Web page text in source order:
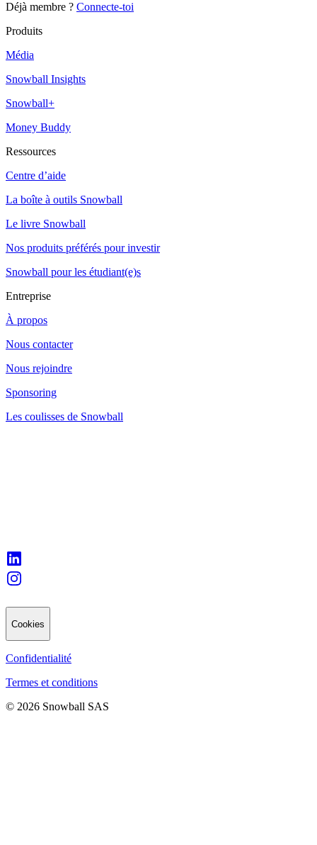
Déjà membre ? Connecte-toi
Produits
Média
Snowball Insights
Snowball+
Money Buddy
Ressources
Centre d’aide
La boîte à outils Snowball
Le livre Snowball
Nos produits préférés pour investir
Snowball pour les étudiant(e)s
Entreprise
À propos
Nous contacter
Nous rejoindre
Sponsoring
Les coulisses de Snowball
Cookies
Confidentialité
Termes et conditions
© 2026 Snowball SAS